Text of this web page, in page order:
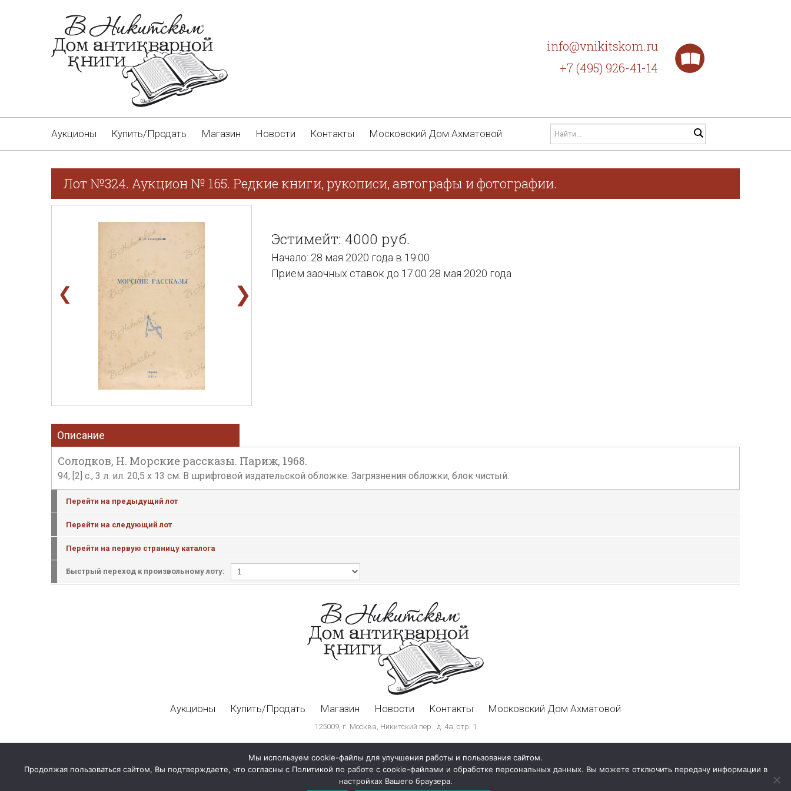
info@vnikitskom.ru
+7 (495) 926-41-14
Аукционы Купить/Продать Магазин Новости Контакты Московский Дом Ахматовой
Лот №324. Аукцион № 165. Редкие книги, рукописи, автографы и фотографии.
❮ ❯
Эстимейт: 4000 руб.
Начало: 28 мая 2020 года в 19:00
Прием заочных ставок до 17:00 28 мая 2020 года
Описание
Солодков, Н. Морские рассказы. Париж, 1968.
94, [2] с., 3 л. ил. 20,5 х 13 см. В шрифтовой издательской обложке. Загрязнения обложки, блок чистый.
Перейти на предыдущий лот
Перейти на следующий лот
Перейти на первую страницу каталога
Быстрый переход к произвольному лоту:
Аукционы Купить/Продать Магазин Новости Контакты Московский Дом Ахматовой
125009, г. Москва, Никитский пер., д. 4а, стр. 1
Мы используем cookie-файлы для улучшения работы и пользования сайтом.
Продолжая пользоваться сайтом, Вы подтверждаете, что согласны с Политикой по работе с cookie-файлами и обработке персональных данных. Вы можете отключить передачу информации в
настройках Вашего браузера.